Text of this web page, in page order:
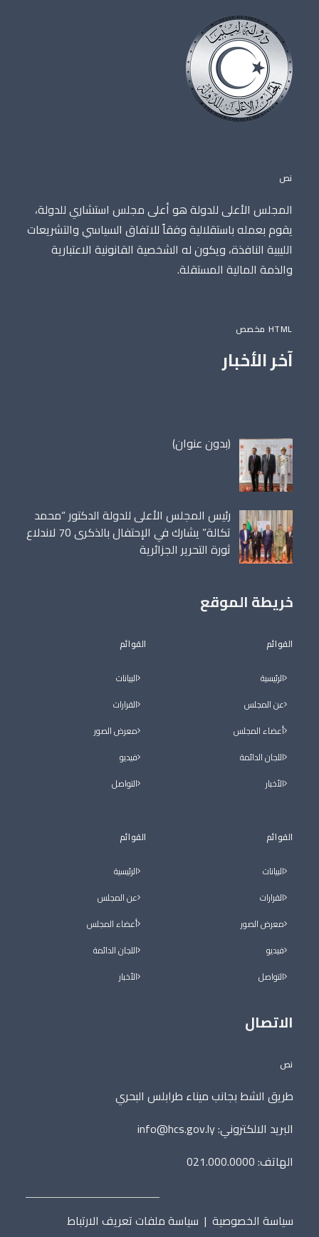
نص
المجلس الأعلى للدولة هو أعلى مجلس استشاري للدولة،
يقوم بعمله باستقلالية وفقاً للاتفاق السياسي والتشريعات
الليبية النافذة، ويكون له الشخصية القانونية الاعتبارية
والذمة المالية المستقلة.
HTML مخصص
آخر الأخبار
(بدون عنوان)مقالة
رئيس المجلس الأعلى للدولة الدكتور “محمد
تكالة” يشارك في الإحتفال بالذكرى 70 لاندلاع
ثورة التحرير الجزائرية
خريطة الموقع
القوائم
الرئيسية
عن المجلس
أعضاء المجلس
اللجان الدائمة
الأخبار
القوائم
البيانات
القرارات
معرض الصور
فيديو
التواصل
القوائم
البيانات
القرارات
معرض الصور
فيديو
التواصل
القوائم
الرئيسية
عن المجلس
أعضاء المجلس
اللجان الدائمة
الأخبار
الاتصال
نص
طريق الشط بجانب ميناء طرابلس البحري
البريد الالكتروني:info@hcs.gov.ly
الهاتف: 021.000.0000
سياسة الخصوصية | سياسة ملفات تعريف الارتباط